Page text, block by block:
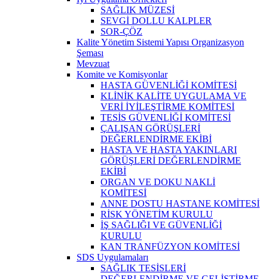
SAĞLIK MÜZESİ
SEVGİ DOLLU KALPLER
SOR-ÇÖZ
Kalite Yönetim Sistemi Yapısı Organizasyon
Şeması
Mevzuat
Komite ve Komisyonlar
HASTA GÜVENLİĞİ KOMİTESİ
KLİNİK KALİTE UYGULAMA VE
VERİ İYİLEŞTİRME KOMİTESİ
TESİS GÜVENLİĞİ KOMİTESİ
ÇALIŞAN GÖRÜŞLERİ
DEĞERLENDİRME EKİBİ
HASTA VE HASTA YAKINLARI
GÖRÜŞLERİ DEĞERLENDİRME
EKİBİ
ORGAN VE DOKU NAKLİ
KOMİTESİ
ANNE DOSTU HASTANE KOMİTESİ
RİSK YÖNETİM KURULU
İŞ SAĞLIĞI VE GÜVENLİĞİ
KURULU
KAN TRANFÜZYON KOMİTESİ
SDS Uygulamaları
SAĞLIK TESİSLERİ